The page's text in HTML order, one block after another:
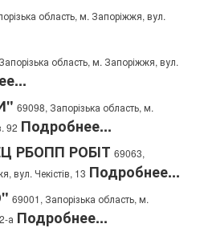
область, м. Запоріжжя, вул.
область, м. Запоріжжя, вул.
69098, Запорізька область, м.
92 Подробнее...
РБОПП РОБІТ 69063,
вул. Чекістів, 13 Подробнее...
69001, Запорізька область, м.
а Подробнее...